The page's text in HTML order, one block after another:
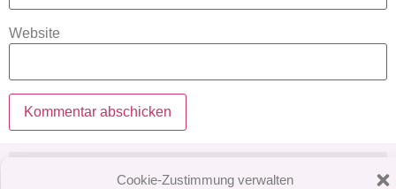
Cookie-Zustimmung verwalten
Website